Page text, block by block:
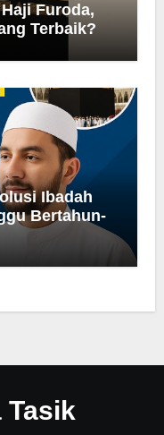
Furoda,
Terbaik?
Ibadah
Bertahun-
Tasik